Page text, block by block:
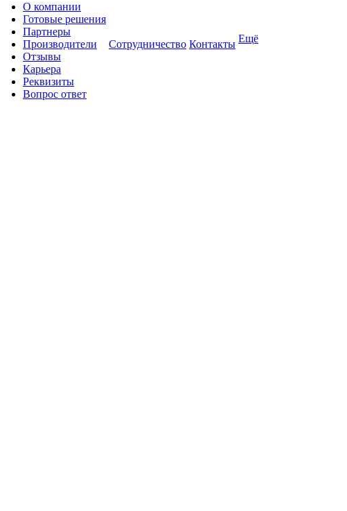
О компании
Готовые решения
Партнеры
Производители
Отзывы
Карьера
Реквизиты
Вопрос ответ
Сотрудничество Контакты Ещё